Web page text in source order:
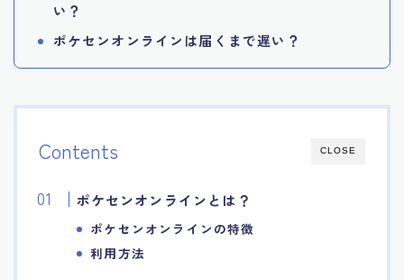
い？
ポケセンオンラインは届くまで遅い？
CLOSE
Contents
ポケセンオンラインとは？
ポケセンオンラインの特徴
利用方法